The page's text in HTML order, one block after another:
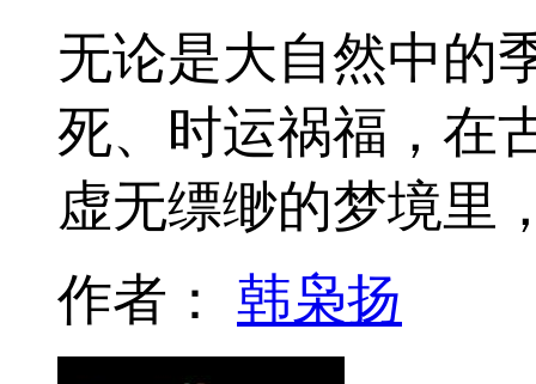
无论是大自然中的
死、时运祸福，在
虚无缥缈的梦境里
作者： 韩枭扬